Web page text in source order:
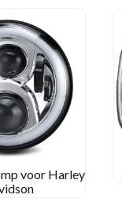
voor Harley